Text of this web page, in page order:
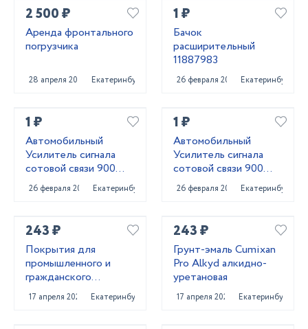
2 500 ₽
Аренда фронтального
погрузчика
28 апреля 2025 Екатеринбург
1 ₽
Бачок
расширительный
11887983
26 февраля 2022 Екатеринбург
1 ₽
Автомобильный
Усилитель сигнала
сотовой связи 900
MHZ + 1800 MHZ +
2,3,4 G
26 февраля 2022 Екатеринбург
1 ₽
Автомобильный
Усилитель сигнала
сотовой связи 900
MHZ
26 февраля 2022 Екатеринбург
243 ₽
Покрытия для
промышленного и
гражданского
строительства от
поставщика
17 апреля 2025 Екатеринбург
243 ₽
Грунт-эмаль Cumixan
Pro Alkyd алкидно-
уретановая
17 апреля 2025 Екатеринбург